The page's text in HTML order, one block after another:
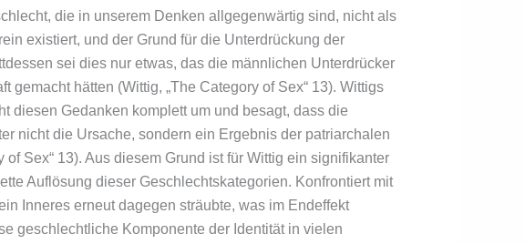
die in unserem Denken allgegenwärtig sind, nicht als
existiert, und der Grund für die Unterdrückung der
sei dies nur etwas, das die männlichen Unterdrücker
gemacht hätten (Wittig, „The Category of Sex“ 13). Wittigs
diesen Gedanken komplett um und besagt, dass die
nicht die Ursache, sondern ein Ergebnis der patriarchalen
Sex“ 13). Aus diesem Grund ist für Wittig ein signifikanter
Auflösung dieser Geschlechtskategorien. Konfrontiert mit
Inneres erneut dagegen sträubte, was im Endeffekt
geschlechtliche Komponente der Identität in vielen